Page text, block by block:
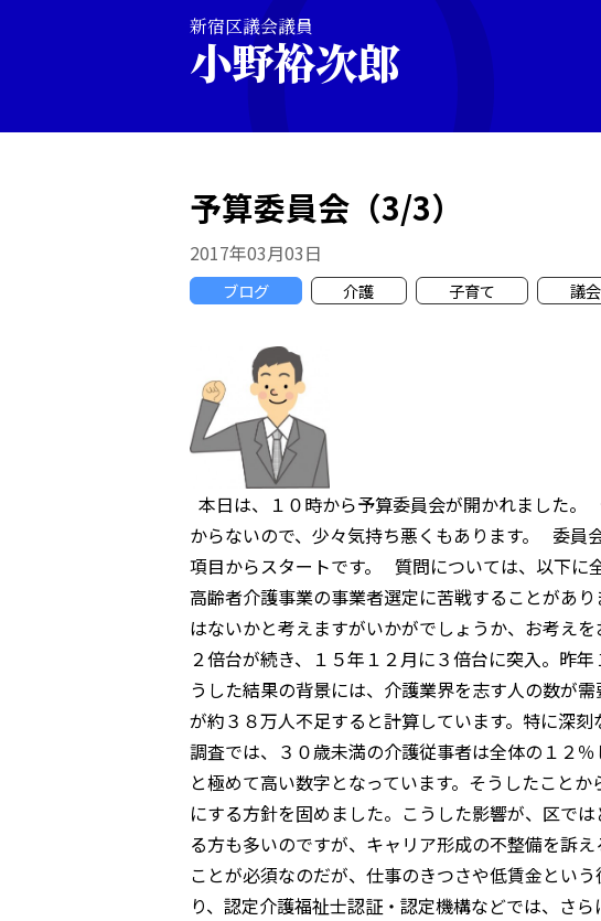
新宿区議会議員
小野裕次郎
予算委員会（3/3）
2017年03月03日
ブログ 介護 子育て 議会
本日は、１０時から予算委員会が開かれました
からないので、少々気持ち悪くもあります。 委員
項目からスタートです。 質問については、以下
高齢者介護事業の事業者選定に苦戦することがあ
はないかと考えますがいかがでしょうか、お考え
２倍台が続き、１５年１２月に３倍台に突入。昨
うした結果の背景には、介護業界を志す人の数が
が約３８万人不足すると計算しています。特に深
調査では、３０歳未満の介護従事者は全体の１２
と極めて高い数字となっています。そうしたこと
にする方針を固めました。こうした影響が、区で
る方も多いのですが、キャリア形成の不整備を訴
ことが必須なのだが、仕事のきつさや低賃金とい
り、認定介護福祉士認証・認定機構などでは、さ